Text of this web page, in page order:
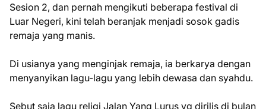
Sesion 2, dan pernah mengikuti beberapa festival di
Luar Negeri, kini telah beranjak menjadi sosok gadis
remaja yang manis.
Di usianya yang menginjak remaja, ia berkarya dengan
menyanyikan lagu-lagu yang lebih dewasa dan syahdu.
Sebut saja lagu religi Jalan Yang Lurus yg dirilis di bulan